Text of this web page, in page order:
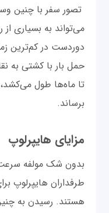
تصور سفر با چنین
می‌تواند به بسیاری
دوردست در کم‌ترین
حمل بار با کشتی به
تا ماه‌ها طول
برساند.
مزایای هایپرلوپ
بدون شک مولفه
طرفداران هایپرلوپ
هستند. رسیدن به